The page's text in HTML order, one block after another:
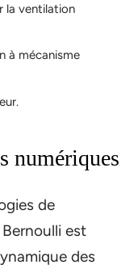
la ventilation
à mécanisme
numériques
de
est
des